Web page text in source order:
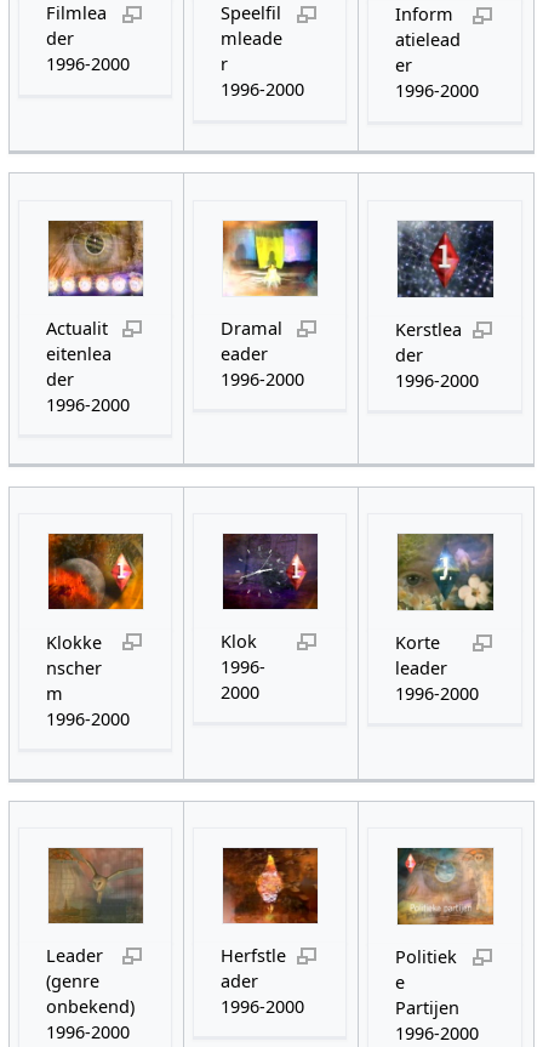
Filmlea
der
1996-2000
Speelfil
mleade
r
1996-2000
Inform
atielead
er
1996-2000
Actualit
eitenlea
der
1996-2000
Dramal
eader
1996-2000
Kerstlea
der
1996-2000
Klokke
nscher
m
1996-2000
Klok
1996-
2000
Korte
leader
1996-2000
Leader
(genre
onbekend)
1996-2000
Herfstle
ader
1996-2000
Politiek
e
Partijen
1996-2000